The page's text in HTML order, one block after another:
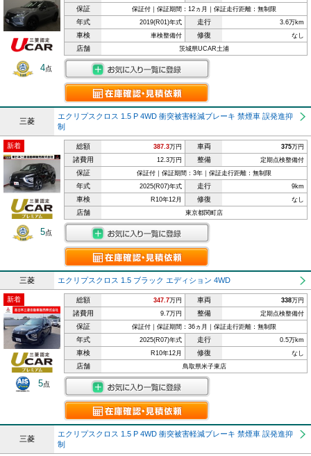
4点
保証 保証付｜保証期間：12ヵ月｜保証走行距離：無制限
年式 2019(R01)年式 走行 3.6万km
車検 車検整備付 修復 なし
店舗 茨城県UCAR土浦
三菱
エクリプスクロス 1.5 P 4WD 衝突被害軽減ブレーキ 禁煙車 誤発進抑
制
新着
5点
総額 387.3万円 車両 375万円
諸費用 12.3万円 整備 定期点検整備付
保証 保証付｜保証期間：3年｜保証走行距離：無制限
年式 2025(R07)年式 走行 9km
車検 R10年12月 修復 なし
店舗 東京都関町店
三菱 エクリプスクロス 1.5 ブラック エディション 4WD
新着
5点
総額 347.7万円 車両 338万円
諸費用 9.7万円 整備 定期点検整備付
保証 保証付｜保証期間：36ヵ月｜保証走行距離：無制限
年式 2025(R07)年式 走行 0.5万km
車検 R10年12月 修復 なし
店舗 鳥取県米子東店
三菱
エクリプスクロス 1.5 P 4WD 衝突被害軽減ブレーキ 禁煙車 誤発進抑
制